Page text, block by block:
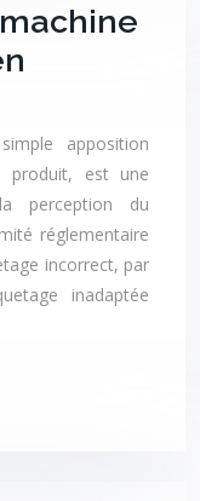
apposition
produit, est une
perception du
réglementaire
incorrect, par
inadaptée